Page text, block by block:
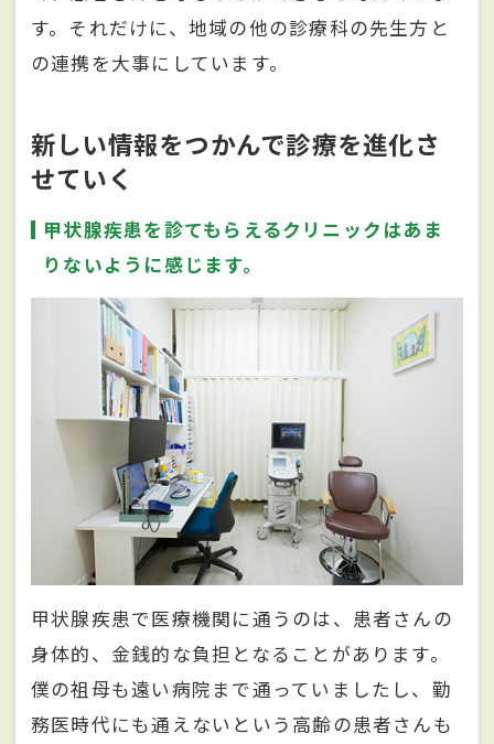
す。それだけに、地域の他の診療科の先生方と
の連携を大事にしています。
新しい情報をつかんで診療を進化さ
せていく
甲状腺疾患を診てもらえるクリニックはあま
りないように感じます。
甲状腺疾患で医療機関に通うのは、患者さんの
身体的、金銭的な負担となることがあります。
僕の祖母も遠い病院まで通っていましたし、勤
務医時代にも通えないという高齢の患者さんも